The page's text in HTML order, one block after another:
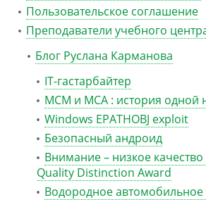
Пользовательское соглашение
Преподаватели учебного
Блог Руслана Карманова
IT-гастарбайтер
MCM и MCA : история одной
Windows EPATHOBJ exploit
Безопасный андроид
Внимание – низкое качество
Quality Distinction Award
Водородное автомобильное